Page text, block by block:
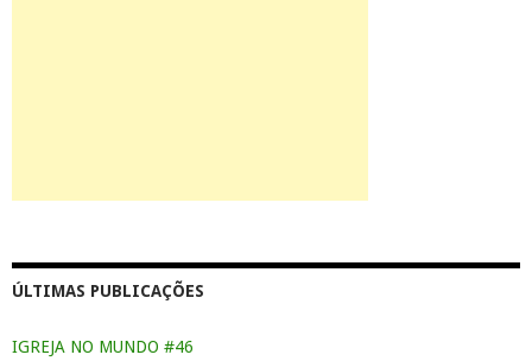
ÚLTIMAS PUBLICAÇÕES
IGREJA NO MUNDO #46